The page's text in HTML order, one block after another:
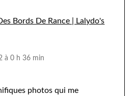
Bords De Rance | Lalydo's
à 0 h 36 min
photos qui me